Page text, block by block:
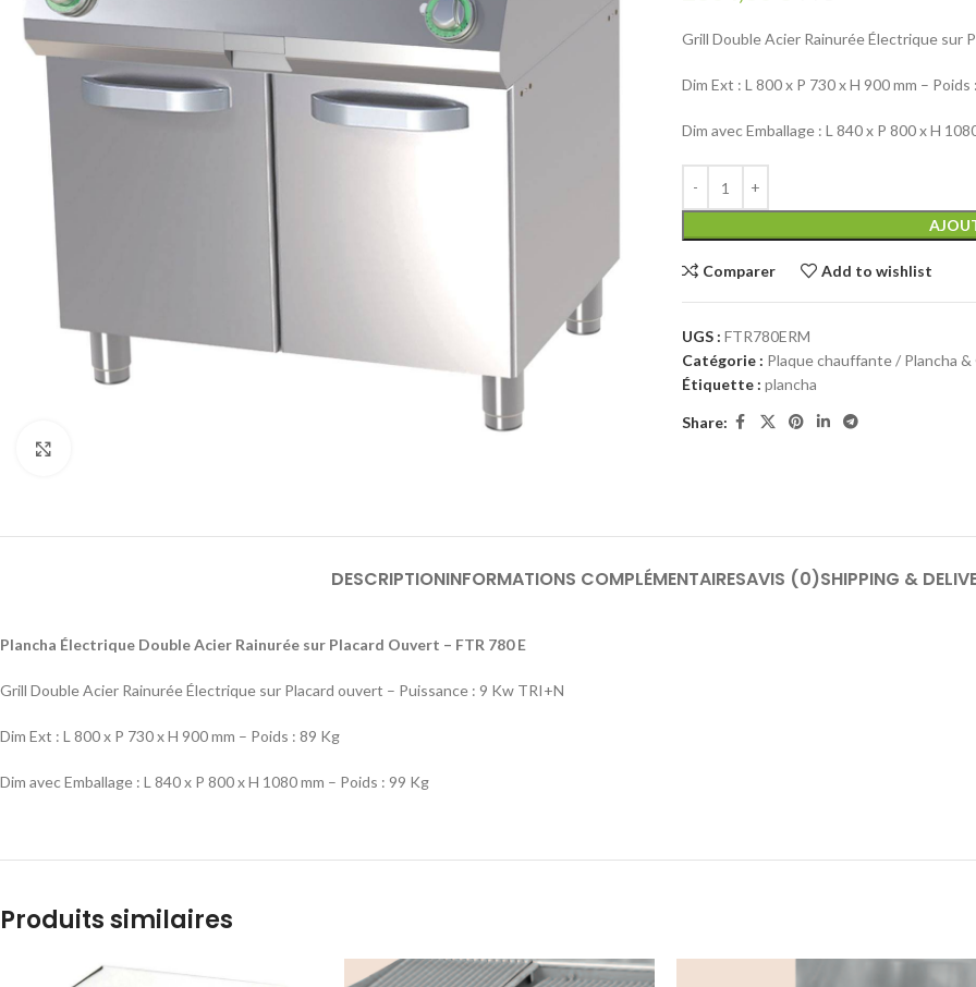
Grill Double Acier Rainurée Électrique sur
Dim Ext : L 800 x P 730 x H 900 mm – Poids
Dim avec Emballage : L 840 x P 800 x H
Comparer Add to wishlist
UGS : FTR780ERM
Catégorie : Plaque chauffante / Plancha &
Étiquette : plancha
Share:
DESCRIPTIONINFORMATIONS COMPLÉMENTAIRESAVIS (0)SHIPPING &
Plancha Électrique Double Acier Rainurée sur Placard Ouvert – FTR 780 E
Grill Double Acier Rainurée Électrique sur Placard ouvert – Puissance : 9 Kw TRI+N
Dim Ext : L 800 x P 730 x H 900 mm – Poids : 89 Kg
Dim avec Emballage : L 840 x P 800 x H 1080 mm – Poids : 99 Kg
Produits similaires